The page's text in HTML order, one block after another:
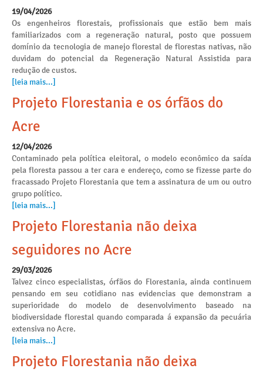
19/04/2026
Os engenheiros florestais, profissionais que estão bem mais
familiarizados com a regeneração natural, posto que possuem
domínio da tecnologia de manejo florestal de florestas nativas, não
duvidam do potencial da Regeneração Natural Assistida para
redução de custos.
[leia mais...]
Projeto Florestania e os órfãos do
Acre
12/04/2026
Contaminado pela política eleitoral, o modelo econômico da saída
pela floresta passou a ter cara e endereço, como se fizesse parte do
fracassado Projeto Florestania que tem a assinatura de um ou outro
grupo político.
[leia mais...]
Projeto Florestania não deixa
seguidores no Acre
29/03/2026
Talvez cinco especialistas, órfãos do Florestania, ainda continuem
pensando em seu cotidiano nas evidencias que demonstram a
superioridade do modelo de desenvolvimento baseado na
biodiversidade florestal quando comparada á expansão da pecuária
extensiva no Acre.
[leia mais...]
Projeto Florestania não deixa